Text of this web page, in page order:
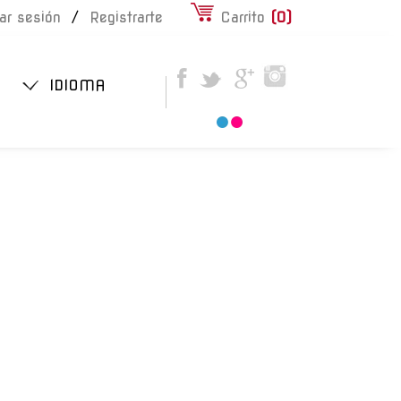
Carrito (0)
sesión / Registrarte
IDIOMA